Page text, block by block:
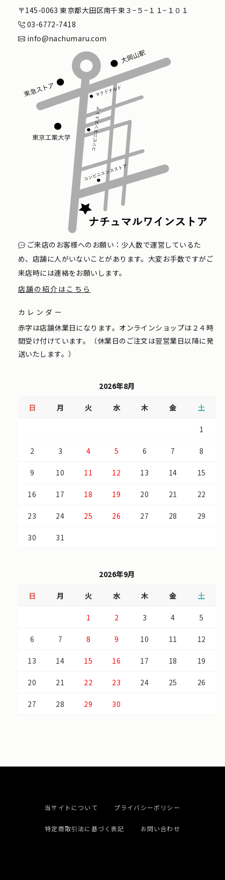
〒145-0063 東京都大田区南千束３−５−１１−１０１
03-6772-7418
info@nachumaru.com
ご来店のお客様へのお願い：少人数で運営しているた
め、店舗に人がいないことがあります。大変お手数ですがご
来店時には連絡をお願いします。
店舗の紹介はこちら
カレンダー
赤字は店舗休業日になります。オンラインショップは２４時
間受け付けています。（休業日のご注文は翌営業日以降に発
送いたします。）
2026年8月
日 月 火 水 木 金 土
1
2 3 4 5 6 7 8
9 10 11 12 13 14 15
16 17 18 19 20 21 22
23 24 25 26 27 28 29
30 31
2026年9月
日 月 火 水 木 金 土
1 2 3 4 5
6 7 8 9 10 11 12
13 14 15 16 17 18 19
20 21 22 23 24 25 26
27 28 29 30
当サイトについて プライバシーポリシー
特定商取引法に基づく表記 お問い合わせ